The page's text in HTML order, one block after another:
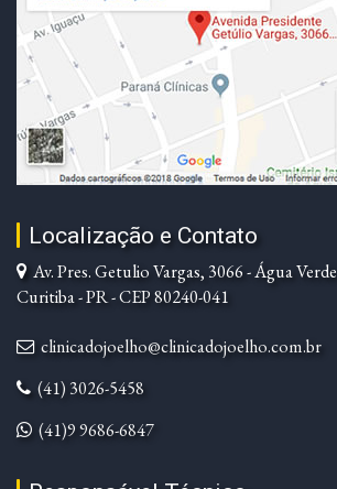
Localização e Contato
Av. Pres. Getulio Vargas, 3066 - Água Verde
Curitiba - PR - CEP 80240-041
clinicadojoelho@clinicadojoelho.com.br
(41) 3026-5458
(41)9 9686-6847